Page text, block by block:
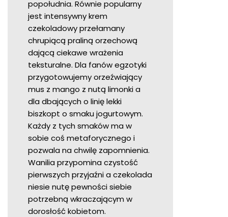
popołudnia. Równie popularny
jest intensywny krem
czekoladowy przełamany
chrupiącą praliną orzechową
dającą ciekawe wrażenia
teksturalne. Dla fanów egzotyki
przygotowujemy orzeźwiający
mus z mango z nutą limonki a
dla dbających o linię lekki
biszkopt o smaku jogurtowym.
Każdy z tych smaków ma w
sobie coś metaforycznego i
pozwala na chwilę zapomnienia.
Wanilia przypomina czystość
pierwszych przyjaźni a czekolada
niesie nutę pewności siebie
potrzebną wkraczającym w
dorosłość kobietom.